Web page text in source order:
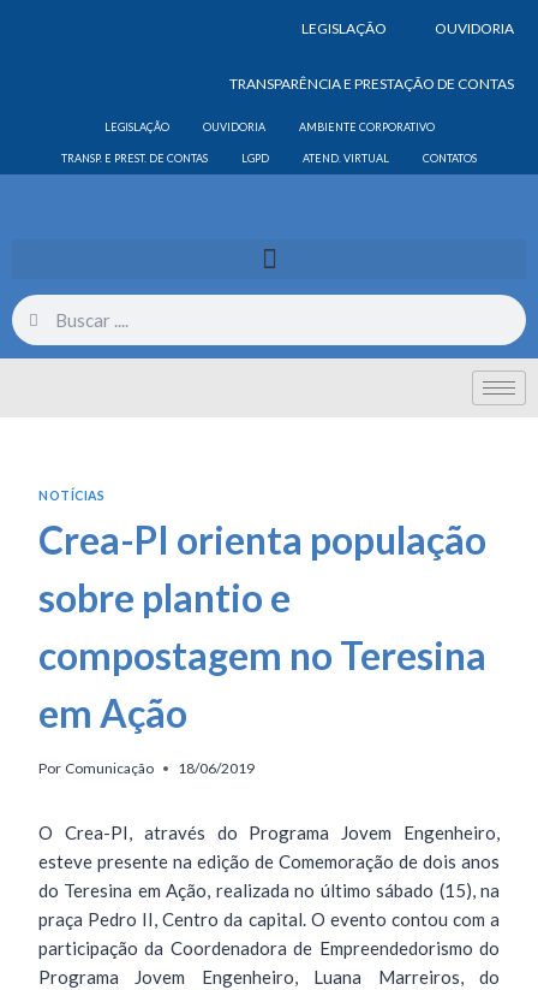
LEGISLAÇÃO OUVIDORIA
TRANSPARÊNCIA E PRESTAÇÃO DE CONTAS
LEGISLAÇÃO OUVIDORIA AMBIENTE CORPORATIVO
TRANSP. E PREST. DE CONTAS LGPD ATEND. VIRTUAL CONTATOS
NOTÍCIAS
Crea-PI orienta população
sobre plantio e
compostagem no Teresina
em Ação
Por Comunicação 18/06/2019
O Crea-PI, através do Programa Jovem Engenheiro,
esteve presente na edição de Comemoração de dois anos
do Teresina em Ação, realizada no último sábado (15), na
praça Pedro II, Centro da capital. O evento contou com a
participação da Coordenadora de Empreendedorismo do
Programa Jovem Engenheiro, Luana Marreiros, do